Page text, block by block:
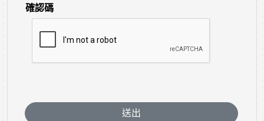
確認碼
送出